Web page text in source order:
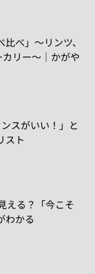
べ」～リンツ、
リー～｜かがや
スがいい！」と
スト
える？「今こそ
わかる